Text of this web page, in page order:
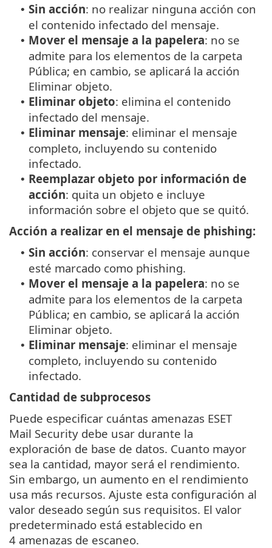
• Sin acción: no realizar ninguna acción con
el contenido infectado del mensaje.
• Mover el mensaje a la papelera: no se
admite para los elementos de la carpeta
Pública; en cambio, se aplicará la acción
Eliminar objeto.
• Eliminar objeto: elimina el contenido
infectado del mensaje.
• Eliminar mensaje: eliminar el mensaje
completo, incluyendo su contenido
infectado.
• Reemplazar objeto por información de
acción: quita un objeto e incluye
información sobre el objeto que se quitó.
Acción a realizar en el mensaje de phishing:
• Sin acción: conservar el mensaje aunque
esté marcado como phishing.
• Mover el mensaje a la papelera: no se
admite para los elementos de la carpeta
Pública; en cambio, se aplicará la acción
Eliminar objeto.
• Eliminar mensaje: eliminar el mensaje
completo, incluyendo su contenido
infectado.
Cantidad de subprocesos
Puede especificar cuántas amenazas ESET
Mail Security debe usar durante la
exploración de base de datos. Cuanto mayor
sea la cantidad, mayor será el rendimiento.
Sin embargo, un aumento en el rendimiento
usa más recursos. Ajuste esta configuración al
valor deseado según sus requisitos. El valor
predeterminado está establecido en
4 amenazas de escaneo.